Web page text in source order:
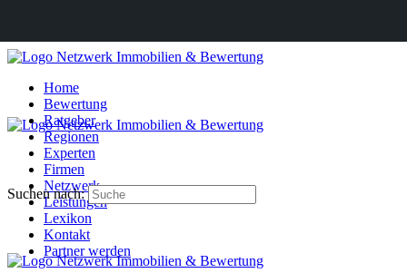
Home
Bewertung
Ratgeber
Regionen
Experten
Firmen
Netzwerk
Leistungen
Lexikon
Kontakt
Partner werden
Suchen nach: